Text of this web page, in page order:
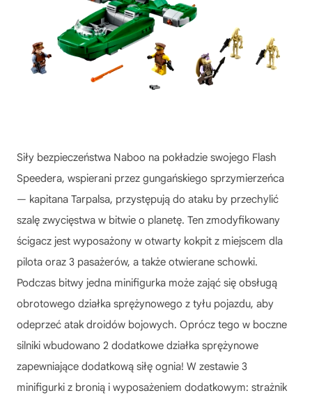
Siły bezpieczeństwa Naboo na pokładzie swojego Flash
Speedera, wspierani przez gungańskiego sprzymierzeńca
— kapitana Tarpalsa, przystępują do ataku by przechylić
szalę zwycięstwa w bitwie o planetę. Ten zmodyfikowany
ścigacz jest wyposażony w otwarty kokpit z miejscem dla
pilota oraz 3 pasażerów, a także otwierane schowki.
Podczas bitwy jedna minifigurka może zająć się obsługą
obrotowego działka sprężynowego z tyłu pojazdu, aby
odeprzeć atak droidów bojowych. Oprócz tego w boczne
silniki wbudowano 2 dodatkowe działka sprężynowe
zapewniające dodatkową siłę ognia! W zestawie 3
minifigurki z bronią i wyposażeniem dodatkowym: strażnik